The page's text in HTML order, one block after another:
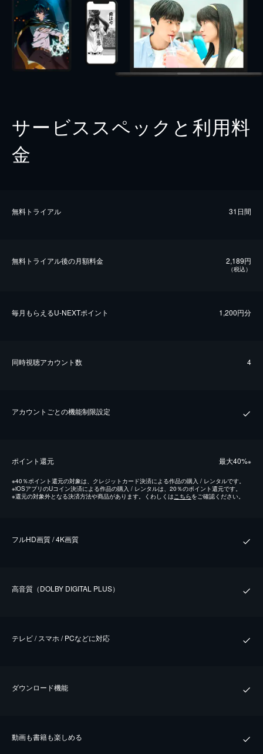
サービススペックと利用料
金
無料トライアル 31日間
無料トライアル後の⽉額料金 2,189円
（税込）
毎⽉もらえるU-NEXTポイント 1,200円分
同時視聴アカウント数 4
アカウントごとの機能制限設定
ポイント還元 最⼤40%※
※40％ポイント還元の対象は、クレジットカード決済による作品の購入 / レンタルです。
※iOSアプリのUコイン決済による作品の購入 / レンタルは、20％のポイント還元です。
※還元の対象外となる決済方法や商品があります。くわしくはこちらをご確認ください。
フルHD画質 / 4K画質
⾼⾳質（DOLBY DIGITAL PLUS）
テレビ / スマホ / PCなどに対応
ダウンロード機能
動画も書籍も楽しめる